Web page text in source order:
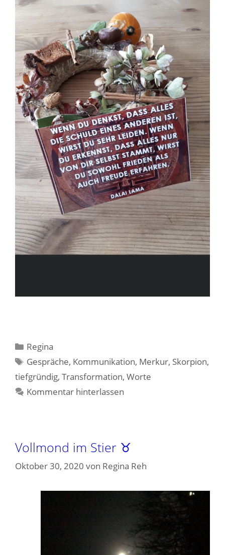
Kategorien
Regina
Schlagwörter
Gespräche, Kommunikation, Merkur, Skorpion,
tiefgründig, Transformation, Worte
Kommentar hinterlassen
Vollmond im Stier ♉️
Oktober 30, 2020 von Regina Reh